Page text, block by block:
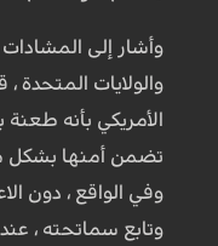
وأشار إلى المشادات
والولايات المتحدة ،
الأمريكي بأنه طعنة
تضمن أمنها بشكل
وفي الواقع ، دون
وتابع سماتحته ،